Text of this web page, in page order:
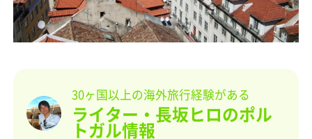
30ヶ国以上の海外旅行経験がある
ライター・長坂ヒロのポル
トガル情報